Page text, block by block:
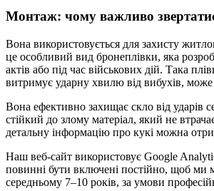
Монтаж: чому важливо
Вона використовується для захисту
це особливий вид бронеплівки, яка
актів або під час військових дій. Така
витримує ударну хвилю від вибухів,
Вона ефективно захищає скло від ударів
стійкий до злому матеріал, який не
детальну інформацію про кукі можна
Наш веб-сайт використовує Google
повинні бути включені постійно, щоб ми
середньому 7–10 років, за умови